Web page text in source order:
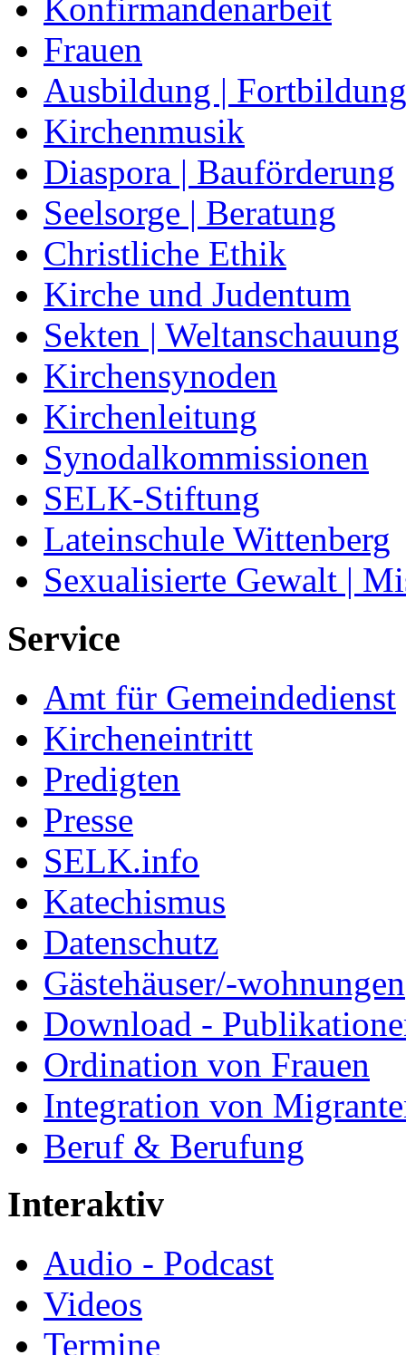
Konfirmandenarbeit
Frauen
Ausbildung | Fortbildung
Kirchenmusik
Diaspora | Bauförderung
Seelsorge | Beratung
Christliche Ethik
Kirche und Judentum
Sekten | Weltanschauung
Kirchensynoden
Kirchenleitung
Synodalkommissionen
SELK-Stiftung
Lateinschule Wittenberg
Sexualisierte Gewalt |
Service
Amt für Gemeindedienst
Kircheneintritt
Predigten
Presse
SELK.info
Katechismus
Datenschutz
Gästehäuser/-wohnungen
Download -
Ordination von Frauen
Integration von
Beruf & Berufung
Interaktiv
Audio - Podcast
Videos
Termine